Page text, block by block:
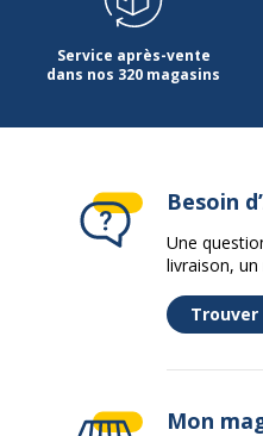
Service après-vente
dans nos 320 magasins
Besoin
Une
livraison, un
Mon